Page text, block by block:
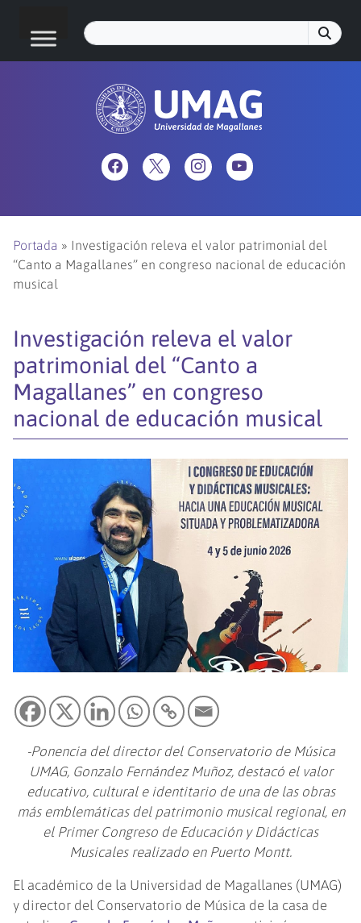
Portada » Investigación releva el valor patrimonial del
“Canto a Magallanes” en congreso nacional de educación
musical
Investigación releva el valor
patrimonial del “Canto a
Magallanes” en congreso
nacional de educación musical
-Ponencia del director del Conservatorio de Música
UMAG, Gonzalo Fernández Muñoz, destacó el valor
educativo, cultural e identitario de una de las obras
más emblemáticas del patrimonio musical regional, en
el Primer Congreso de Educación y Didácticas
Musicales realizado en Puerto Montt.
El académico de la Universidad de Magallanes (UMAG)
y director del Conservatorio de Música de la casa de